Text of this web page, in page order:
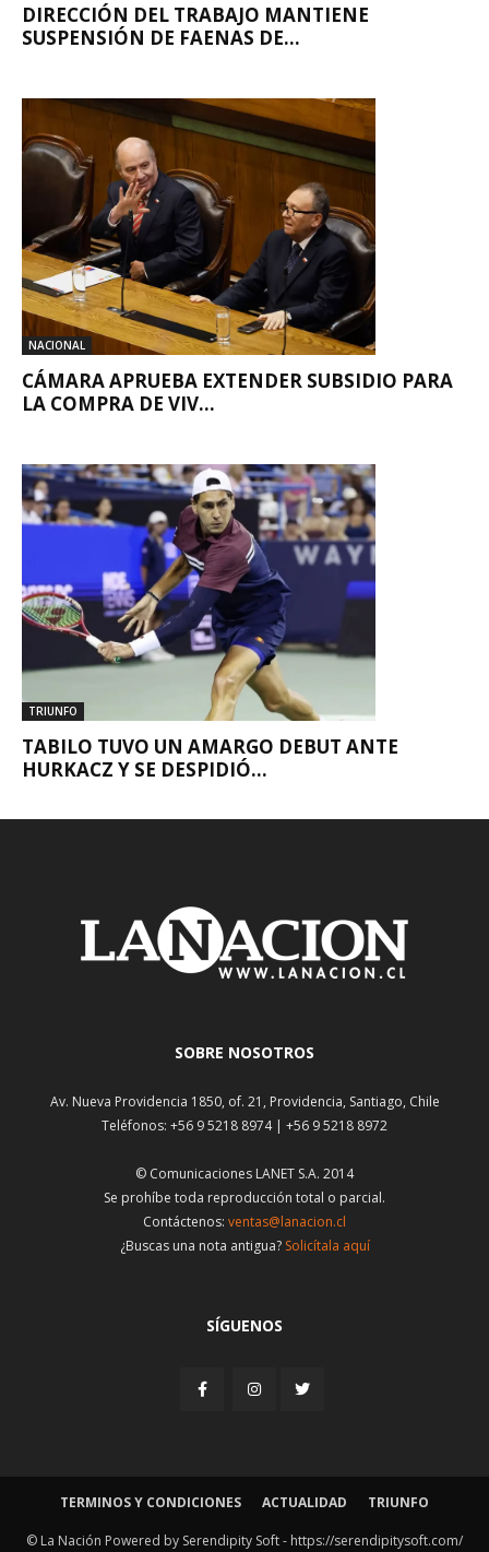
DIRECCIÓN DEL TRABAJO MANTIENE
SUSPENSIÓN DE FAENAS DE...
NACIONAL
CÁMARA APRUEBA EXTENDER SUBSIDIO PARA
LA COMPRA DE VIV...
TRIUNFO
TABILO TUVO UN AMARGO DEBUT ANTE
HURKACZ Y SE DESPIDIÓ...
SOBRE NOSOTROS
Av. Nueva Providencia 1850, of. 21, Providencia, Santiago, Chile
Teléfonos: +56 9 5218 8974 | +56 9 5218 8972
© Comunicaciones LANET S.A. 2014
Se prohíbe toda reproducción total o parcial.
Contáctenos: ventas@lanacion.cl
¿Buscas una nota antigua? Solicítala aquí
SÍGUENOS
TERMINOS Y CONDICIONES ACTUALIDAD TRIUNFO
© La Nación Powered by Serendipity Soft - https://serendipitysoft.com/